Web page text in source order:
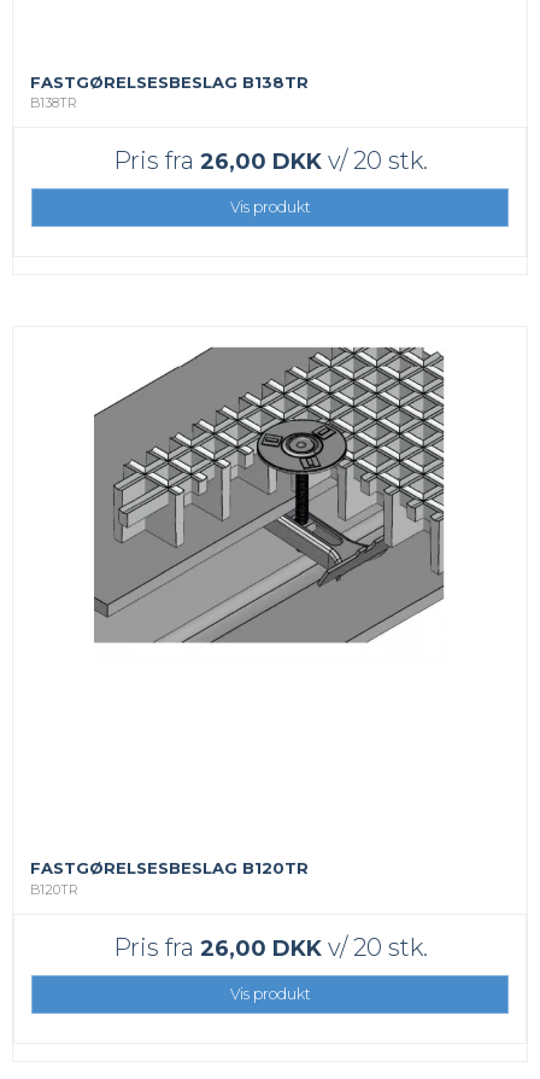
FASTGØRELSESBESLAG B138TR
B138TR
Pris fra 26,00 DKKv/ 20 stk.
Vis produkt
FASTGØRELSESBESLAG B120TR
B120TR
Pris fra 26,00 DKKv/ 20 stk.
Vis produkt